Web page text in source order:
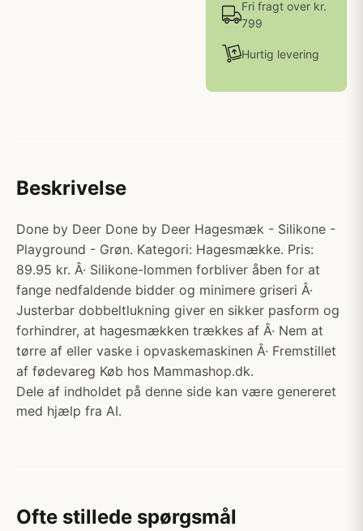
Fri fragt over kr.
799
Hurtig levering
Beskrivelse
Done by Deer Done by Deer Hagesmæk - Silikone -
Playground - Grøn. Kategori: Hagesmække. Pris:
89.95 kr. Â· Silikone-lommen forbliver åben for at
fange nedfaldende bidder og minimere griseri Â·
Justerbar dobbeltlukning giver en sikker pasform og
forhindrer, at hagesmækken trækkes af Â· Nem at
tørre af eller vaske i opvaskemaskinen Â· Fremstillet
af fødevareg Køb hos Mammashop.dk.
Dele af indholdet på denne side kan være genereret
med hjælp fra AI.
Ofte stillede spørgsmål